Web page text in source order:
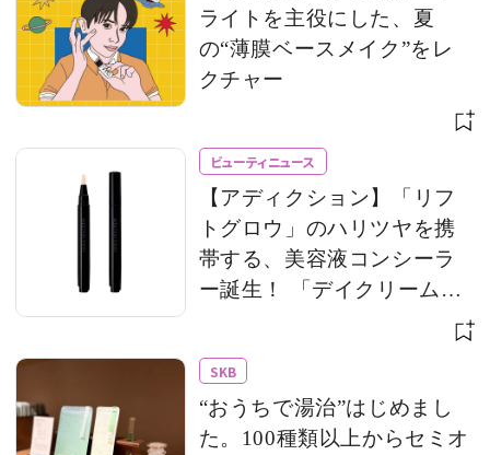
ライトを主役にした、夏
の“薄膜ベースメイク”をレ
クチャー
ビューティニュース
【アディクション】「リフ
トグロウ」のハリツヤを携
帯する、美容液コンシーラ
ー誕生！ 「デイクリーム」
のモバイルサイズもライン
SKB
“おうちで湯治”はじめまし
た。100種類以上からセミオ